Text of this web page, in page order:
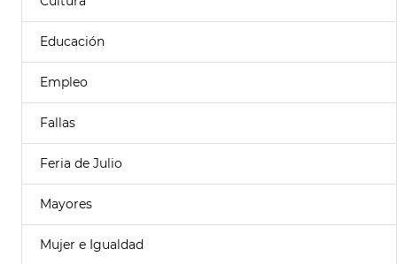
Educación
Empleo
Fallas
Feria de Julio
Mayores
Mujer e Igualdad